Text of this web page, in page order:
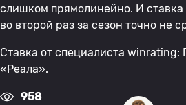
слишком прямолинейно. И ставка
во второй раз за сезон точно не
Ставка от специалиста winrating:
«Реала».
958